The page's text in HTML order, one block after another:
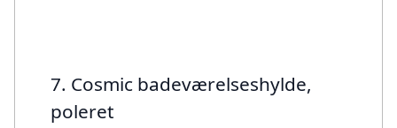
7. Cosmic badeværelseshylde,
poleret